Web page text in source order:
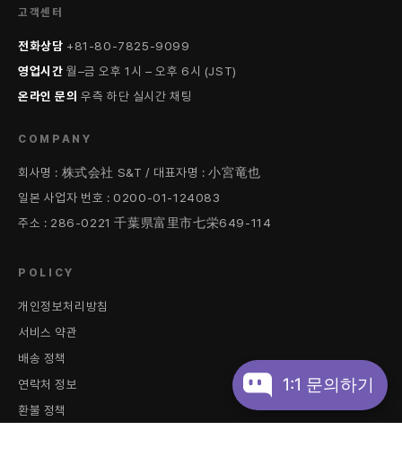
1:1 문의하기
고객센터
전화상담 +81-80-7825-9099
영업시간 월–금 오후 1시 – 오후 6시 (JST)
온라인 문의 우측 하단 실시간 채팅
COMPANY
회사명 : 株式会社 S&T / 대표자명 : 小宮竜也
일본 사업자 번호 : 0200-01-124083
주소 : 286-0221 千葉県富里市七栄649-114
POLICY
개인정보처리방침
서비스 약관
배송 정책
연락처 정보
환불 정책